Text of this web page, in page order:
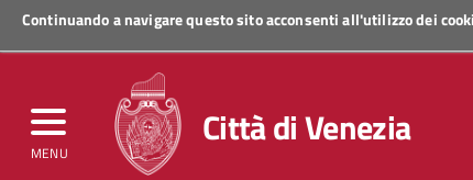
Continuando a navigare questo sito acconsenti all'utilizzo dei
MENU
Regione Veneto
Città di Venezia